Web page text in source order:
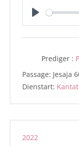
Play
Prediger :
Passage: Jesaja
Dienstart:
2022